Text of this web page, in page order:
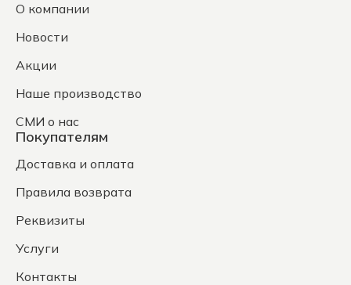
О компании
Новости
Акции
Наше производство
СМИ о нас
Покупателям
Доставка и оплата
Правила возврата
Реквизиты
Услуги
Контакты